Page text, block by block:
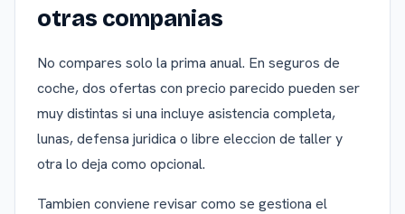
otras companias
No compares solo la prima anual. En seguros de
coche, dos ofertas con precio parecido pueden ser
muy distintas si una incluye asistencia completa,
lunas, defensa juridica o libre eleccion de taller y
otra lo deja como opcional.
Tambien conviene revisar como se gestiona el